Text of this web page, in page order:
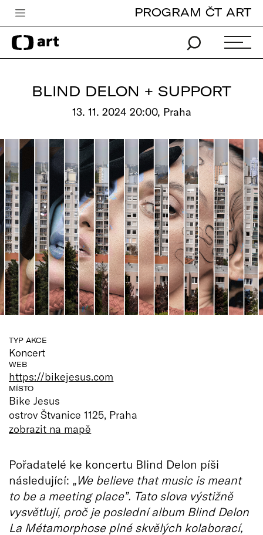
Česká televize
Zpravodajství
Pro děti
edu
Vše o ČT
PROGRAM ČT ART
BLIND DELON + SUPPORT
13. 11. 2024 20:00, Praha
TYP AKCE
Koncert
WEB
https://bikejesus.com
MÍSTO
Bike Jesus
ostrov Štvanice 1125, Praha
zobrazit na mapě
Pořadatelé ke koncertu Blind Delon píši
následující: „We believe that music is meant
to be a meeting place”. Tato slova výstižně
vysvětlují, proč je poslední album Blind Delon
La Métamorphoseplné skvělých kolaborací,